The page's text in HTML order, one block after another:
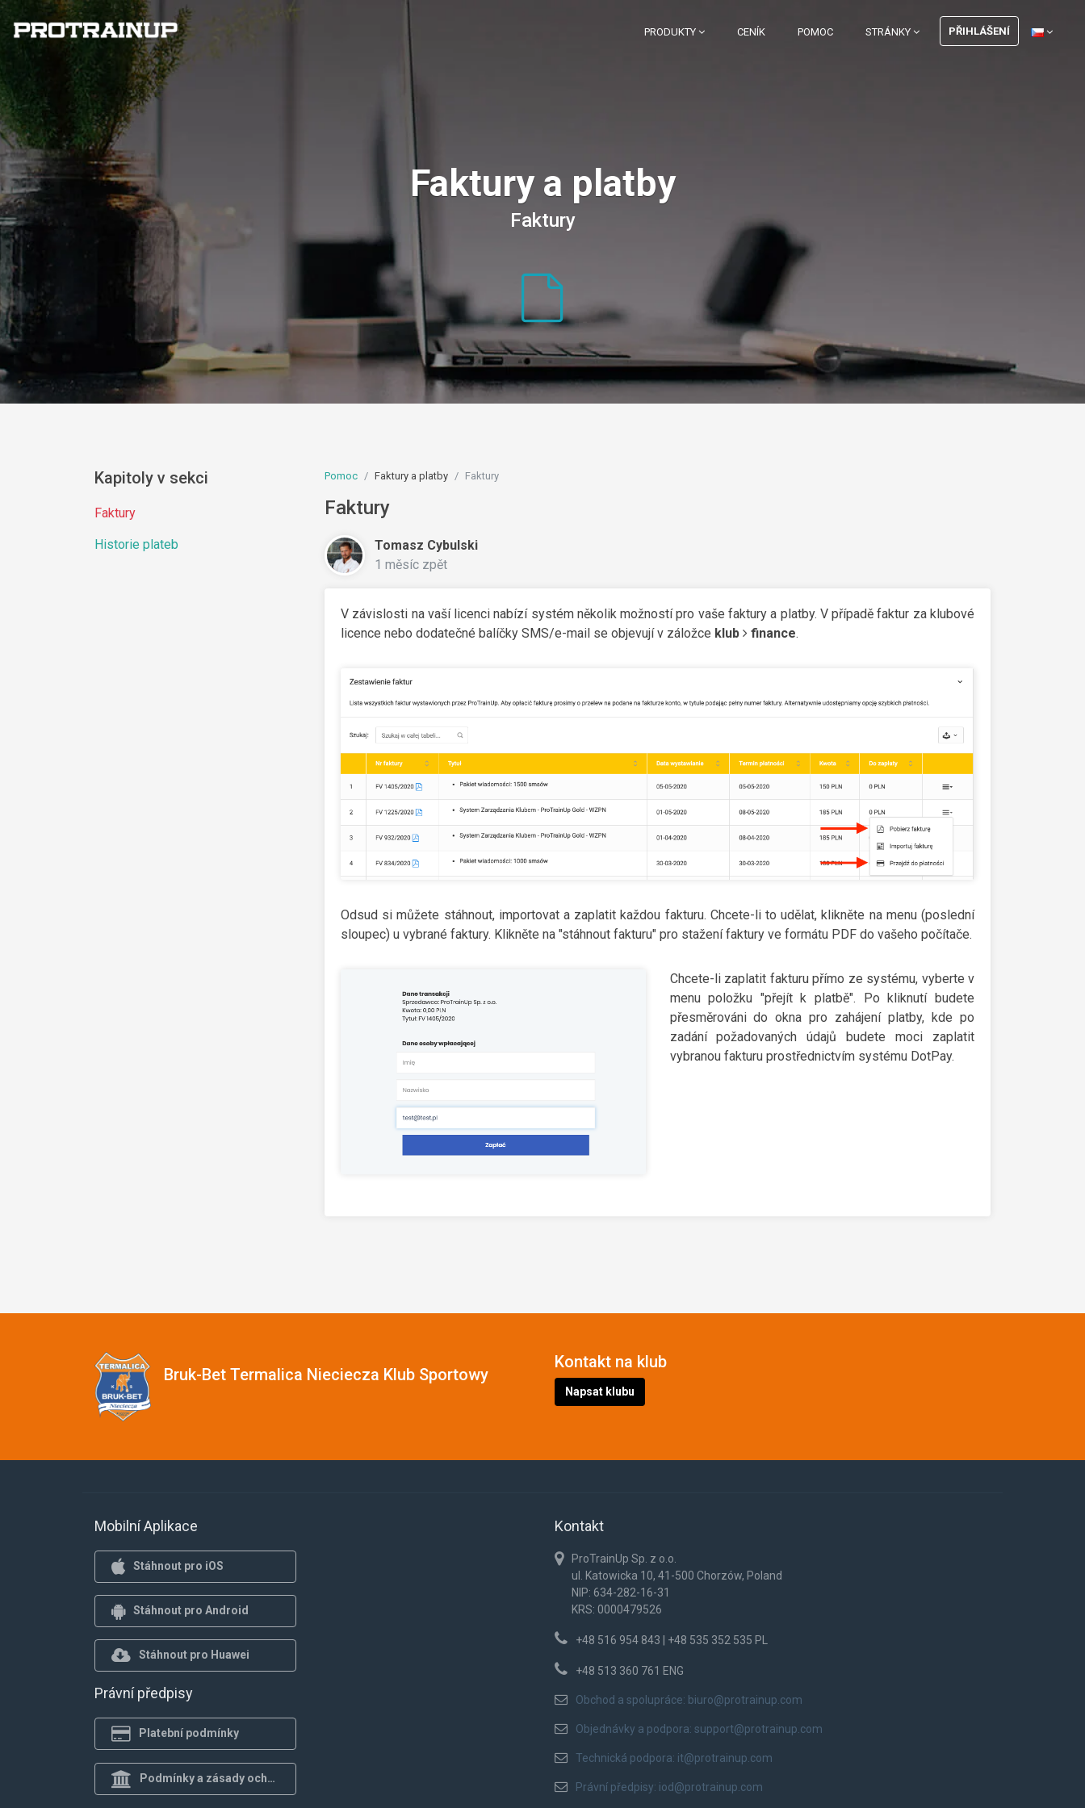
PRODUKTY CENÍK POMOC STRÁNKY PŘIHLÁŠENÍ
Faktury a platby
Faktury
Kapitoly v sekci
Faktury
Historie plateb
Pomoc Faktury a platby Faktury
Faktury
Tomasz Cybulski
1 měsíc zpět
V závislosti na vaší licenci nabízí systém několik možností pro vaše faktury a platby. V případě faktur za klubové
licence nebo dodatečné balíčky SMS/e-mail se objevují v záložce klub finance.
Odsud si můžete stáhnout, importovat a zaplatit každou fakturu. Chcete-li to udělat, klikněte na menu (poslední
sloupec) u vybrané faktury. Klikněte na "stáhnout fakturu" pro stažení faktury ve formátu PDF do vašeho počítače.
Chcete-li zaplatit fakturu přímo ze systému, vyberte v
menu položku "přejít k platbě". Po kliknutí budete
přesměrováni do okna pro zahájení platby, kde po
zadání požadovaných údajů budete moci zaplatit
vybranou fakturu prostřednictvím systému DotPay.
Bruk-Bet Termalica Nieciecza Klub Sportowy
Kontakt na klub
Napsat klubu
Mobilní Aplikace
Stáhnout pro iOS
Stáhnout pro Android
Stáhnout pro Huawei
Právní předpisy
Platební podmínky
Podmínky a zásady ochrany osob.
Kontakt
ProTrainUp Sp. z o.o.
ul. Katowicka 10, 41-500 Chorzów, Poland
NIP: 634-282-16-31
KRS: 0000479526
+48 516 954 843 | +48 535 352 535 PL
+48 513 360 761 ENG
Obchod a spolupráce: biuro@protrainup.com
Objednávky a podpora: support@protrainup.com
Technická podpora: it@protrainup.com
Právní předpisy: iod@protrainup.com